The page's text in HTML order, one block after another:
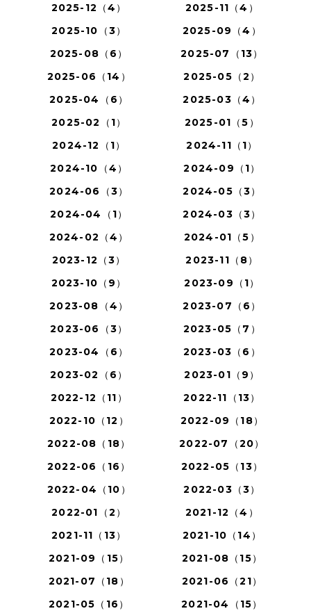
2025-12（4）
2025-11（4）
2025-10（3）
2025-09（4）
2025-08（6）
2025-07（13）
2025-06（14）
2025-05（2）
2025-04（6）
2025-03（4）
2025-02（1）
2025-01（5）
2024-12（1）
2024-11（1）
2024-10（4）
2024-09（1）
2024-06（3）
2024-05（3）
2024-04（1）
2024-03（3）
2024-02（4）
2024-01（5）
2023-12（3）
2023-11（8）
2023-10（9）
2023-09（1）
2023-08（4）
2023-07（6）
2023-06（3）
2023-05（7）
2023-04（6）
2023-03（6）
2023-02（6）
2023-01（9）
2022-12（11）
2022-11（13）
2022-10（12）
2022-09（18）
2022-08（18）
2022-07（20）
2022-06（16）
2022-05（13）
2022-04（10）
2022-03（3）
2022-01（2）
2021-12（4）
2021-11（13）
2021-10（14）
2021-09（15）
2021-08（15）
2021-07（18）
2021-06（21）
2021-05（16）
2021-04（15）